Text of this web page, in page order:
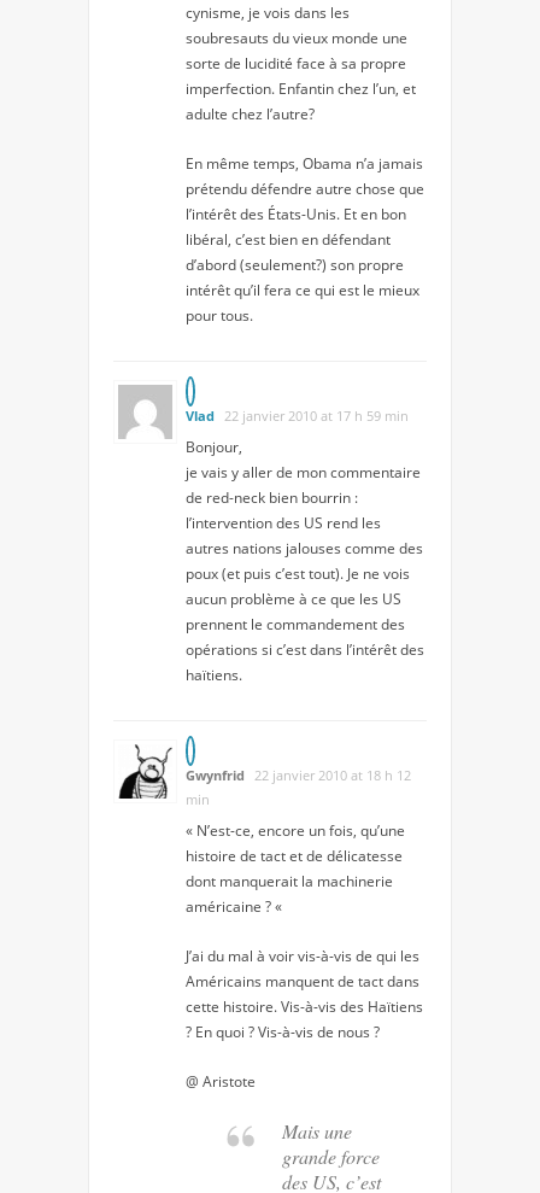
cynisme, je vois dans les
soubresauts du vieux monde une
sorte de lucidité face à sa propre
imperfection. Enfantin chez l’un, et
adulte chez l’autre?
En même temps, Obama n’a jamais
prétendu défendre autre chose que
l’intérêt des États-Unis. Et en bon
libéral, c’est bien en défendant
d’abord (seulement?) son propre
intérêt qu’il fera ce qui est le mieux
pour tous.
Vlad 22 janvier 2010 at 17 h 59 min
Bonjour,
je vais y aller de mon commentaire
de red-neck bien bourrin :
l’intervention des US rend les
autres nations jalouses comme des
poux (et puis c’est tout). Je ne vois
aucun problème à ce que les US
prennent le commandement des
opérations si c’est dans l’intérêt des
haïtiens.
Gwynfrid
22 janvier 2010 at 18 h 12
min
« N’est-ce, encore un fois, qu’une
histoire de tact et de délicatesse
dont manquerait la machinerie
américaine ? «
J’ai du mal à voir vis-à-vis de qui les
Américains manquent de tact dans
cette histoire. Vis-à-vis des Haïtiens
? En quoi ? Vis-à-vis de nous ?
@ Aristote
Mais une
grande force
des US, c’est